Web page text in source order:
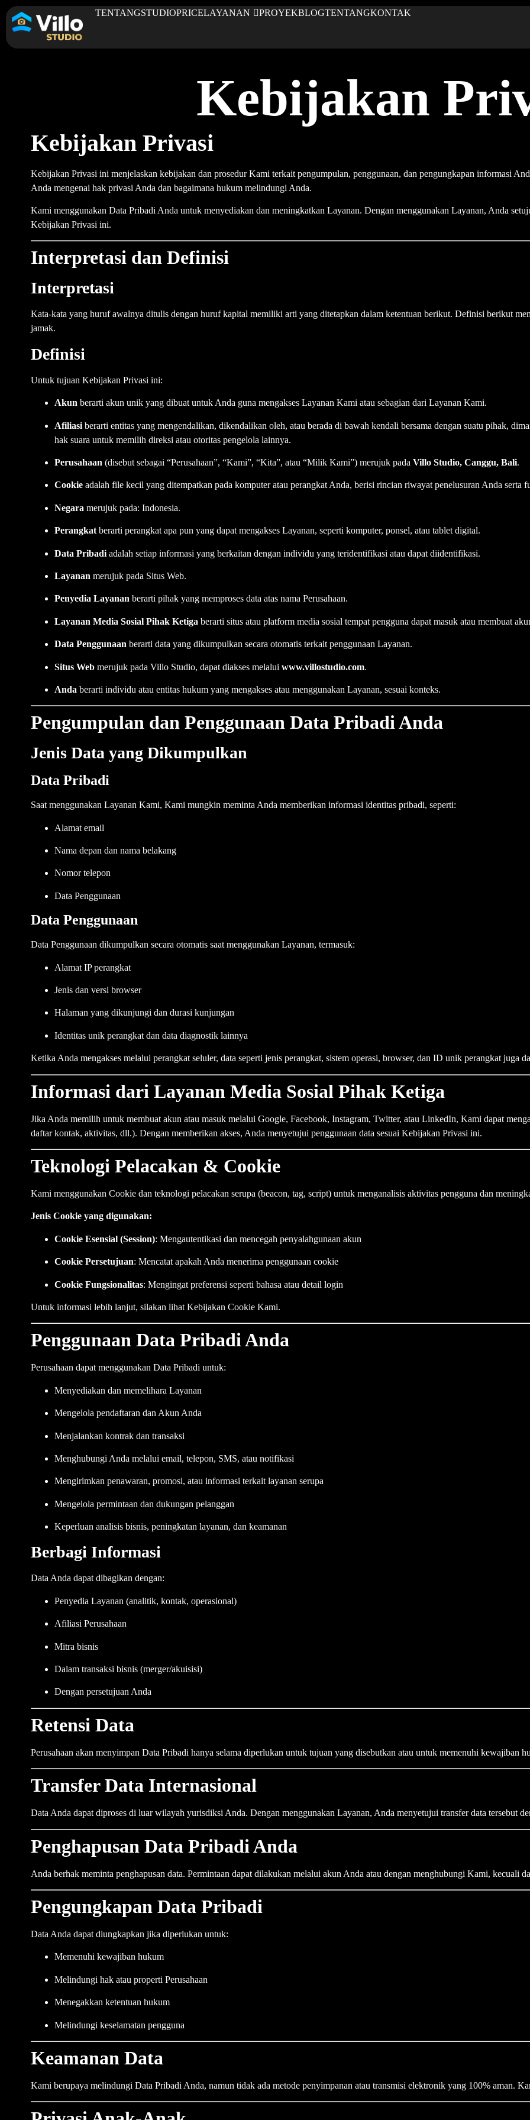
TENTANGSTUDIOPRICELAYANAN PROYEKBLOGTENTANGKONTAK
Kebijakan
Kebijakan Privasi
Kebijakan Privasi ini menjelaskan kebijakan dan prosedur Kami terkait pengumpulan, penggunaan, dan pengungkapan informasi
Anda mengenai hak privasi Anda dan bagaimana hukum melindungi Anda.
Kami menggunakan Data Pribadi Anda untuk menyediakan dan meningkatkan Layanan. Dengan menggunakan Layanan, Anda
Kebijakan Privasi ini.
Interpretasi dan Definisi
Interpretasi
Kata-kata yang huruf awalnya ditulis dengan huruf kapital memiliki arti yang ditetapkan dalam ketentuan berikut. Definisi berikut
jamak.
Definisi
Untuk tujuan Kebijakan Privasi ini:
Akun berarti akun unik yang dibuat untuk Anda guna mengakses Layanan Kami atau sebagian dari Layanan Kami.
Afiliasi berarti entitas yang mengendalikan, dikendalikan oleh, atau berada di bawah kendali bersama dengan suatu pihak,
hak suara untuk memilih direksi atau otoritas pengelola lainnya.
Perusahaan (disebut sebagai “Perusahaan”, “Kami”, “Kita”, atau “Milik Kami”) merujuk pada Villo Studio, Canggu, Bali.
Cookie adalah file kecil yang ditempatkan pada komputer atau perangkat Anda, berisi rincian riwayat penelusuran Anda serta
Negara merujuk pada: Indonesia.
Perangkat berarti perangkat apa pun yang dapat mengakses Layanan, seperti komputer, ponsel, atau tablet digital.
Data Pribadi adalah setiap informasi yang berkaitan dengan individu yang teridentifikasi atau dapat diidentifikasi.
Layanan merujuk pada Situs Web.
Penyedia Layanan berarti pihak yang memproses data atas nama Perusahaan.
Layanan Media Sosial Pihak Ketiga berarti situs atau platform media sosial tempat pengguna dapat masuk atau membuat
Data Penggunaan berarti data yang dikumpulkan secara otomatis terkait penggunaan Layanan.
Situs Web merujuk pada Villo Studio, dapat diakses melalui www.villostudio.com.
Anda berarti individu atau entitas hukum yang mengakses atau menggunakan Layanan, sesuai konteks.
Pengumpulan dan Penggunaan Data Pribadi Anda
Jenis Data yang Dikumpulkan
Data Pribadi
Saat menggunakan Layanan Kami, Kami mungkin meminta Anda memberikan informasi identitas pribadi, seperti:
Alamat email
Nama depan dan nama belakang
Nomor telepon
Data Penggunaan
Data Penggunaan
Data Penggunaan dikumpulkan secara otomatis saat menggunakan Layanan, termasuk:
Alamat IP perangkat
Jenis dan versi browser
Halaman yang dikunjungi dan durasi kunjungan
Identitas unik perangkat dan data diagnostik lainnya
Ketika Anda mengakses melalui perangkat seluler, data seperti jenis perangkat, sistem operasi, browser, dan ID unik perangkat juga
Informasi dari Layanan Media Sosial Pihak Ketiga
Jika Anda memilih untuk membuat akun atau masuk melalui Google, Facebook, Instagram, Twitter, atau LinkedIn, Kami dapat
daftar kontak, aktivitas, dll.). Dengan memberikan akses, Anda menyetujui penggunaan data sesuai Kebijakan Privasi ini.
Teknologi Pelacakan & Cookie
Kami menggunakan Cookie dan teknologi pelacakan serupa (beacon, tag, script) untuk menganalisis aktivitas pengguna dan
Jenis Cookie yang digunakan:
Cookie Esensial (Session): Mengautentikasi dan mencegah penyalahgunaan akun
Cookie Persetujuan: Mencatat apakah Anda menerima penggunaan cookie
Cookie Fungsionalitas: Mengingat preferensi seperti bahasa atau detail login
Untuk informasi lebih lanjut, silakan lihat Kebijakan Cookie Kami.
Penggunaan Data Pribadi Anda
Perusahaan dapat menggunakan Data Pribadi untuk:
Menyediakan dan memelihara Layanan
Mengelola pendaftaran dan Akun Anda
Menjalankan kontrak dan transaksi
Menghubungi Anda melalui email, telepon, SMS, atau notifikasi
Mengirimkan penawaran, promosi, atau informasi terkait layanan serupa
Mengelola permintaan dan dukungan pelanggan
Keperluan analisis bisnis, peningkatan layanan, dan keamanan
Berbagi Informasi
Data Anda dapat dibagikan dengan:
Penyedia Layanan (analitik, kontak, operasional)
Afiliasi Perusahaan
Mitra bisnis
Dalam transaksi bisnis (merger/akuisisi)
Dengan persetujuan Anda
Retensi Data
Perusahaan akan menyimpan Data Pribadi hanya selama diperlukan untuk tujuan yang disebutkan atau untuk memenuhi kewajiban
Transfer Data Internasional
Data Anda dapat diproses di luar wilayah yurisdiksi Anda. Dengan menggunakan Layanan, Anda menyetujui transfer data tersebut
Penghapusan Data Pribadi Anda
Anda berhak meminta penghapusan data. Permintaan dapat dilakukan melalui akun Anda atau dengan menghubungi Kami, kecuali
Pengungkapan Data Pribadi
Data Anda dapat diungkapkan jika diperlukan untuk:
Memenuhi kewajiban hukum
Melindungi hak atau properti Perusahaan
Menegakkan ketentuan hukum
Melindungi keselamatan pengguna
Keamanan Data
Kami berupaya melindungi Data Pribadi Anda, namun tidak ada metode penyimpanan atau transmisi elektronik yang 100% aman.